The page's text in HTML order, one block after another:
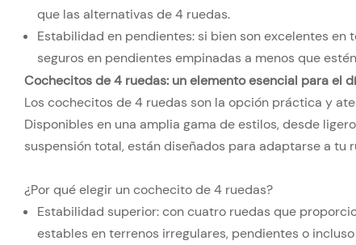
que las alternativas de 4 ruedas.
Estabilidad en pendientes: si bien son excelentes
seguros en pendientes empinadas a menos que
Cochecitos de 4 ruedas: un elemento esencial para el
Los cochecitos de 4 ruedas son la opción práctica y
Disponibles en una amplia gama de estilos, desde
suspensión total, están diseñados para adaptarse a tu
¿Por qué elegir un cochecito de 4 ruedas?
Estabilidad superior: con cuatro ruedas que
estables en terrenos irregulares, pendientes o